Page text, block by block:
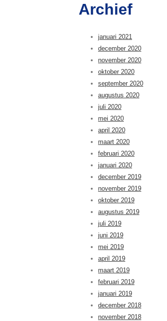
Archief
januari 2021
december 2020
november 2020
oktober 2020
september 2020
augustus 2020
juli 2020
mei 2020
april 2020
maart 2020
februari 2020
januari 2020
december 2019
november 2019
oktober 2019
augustus 2019
juli 2019
juni 2019
mei 2019
april 2019
maart 2019
februari 2019
januari 2019
december 2018
november 2018